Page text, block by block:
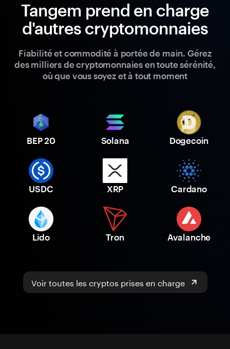
Tangem prend en charge
d'autres cryptomonnaies
Fiabilité et commodité à portée de main. Gérez
des milliers de cryptomonnaies en toute sérénité,
où que vous soyez et à tout moment
BEP 20 Solana Dogecoin
USDC XRP Cardano
Lido Tron Avalanche
Voir toutes les cryptos prises en charge